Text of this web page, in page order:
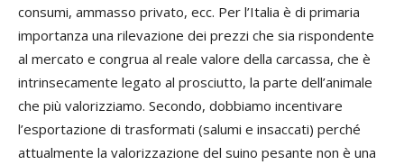
consumi, ammasso privato, ecc. Per l’Italia è di primaria
importanza una rilevazione dei prezzi che sia rispondente
al mercato e congrua al reale valore della carcassa, che è
intrinsecamente legato al prosciutto, la parte dell’animale
che più valorizziamo. Secondo, dobbiamo incentivare
l’esportazione di trasformati (salumi e insaccati) perché
attualmente la valorizzazione del suino pesante non è una